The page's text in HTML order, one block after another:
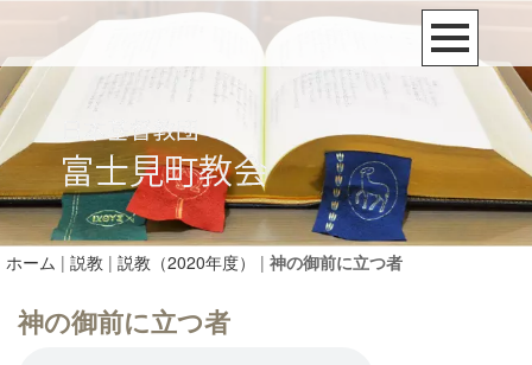
ホーム | 説教 | 説教（2020年度） | 神の御前に立つ者
神の御前に立つ者